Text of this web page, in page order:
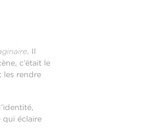
. Il
c’était le
les rendre
qui éclaire